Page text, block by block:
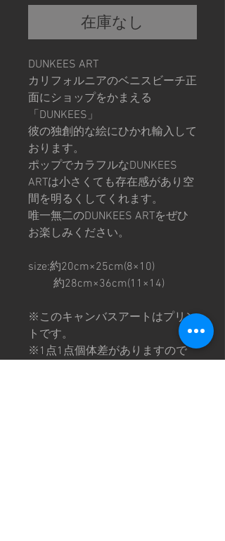
在庫なし
DUNKEES ART
カリフォルニアのベニスビーチ正
面にショップをかまえる
「DUNKEES」
彼の独創的な絵にひかれ輸入して
おります。
ポップでカラフルなDUNKEES
ARTは小さくても存在感があり空
間を明るくしてくれます。
唯一無二のDUNKEES ARTをぜひ
お楽しみください。
size:約20cm×25cm(8×10)
約28cm×36cm(11×14)
※このキャンバスアートはプリン
トです。
※1点1点個体差がありますので